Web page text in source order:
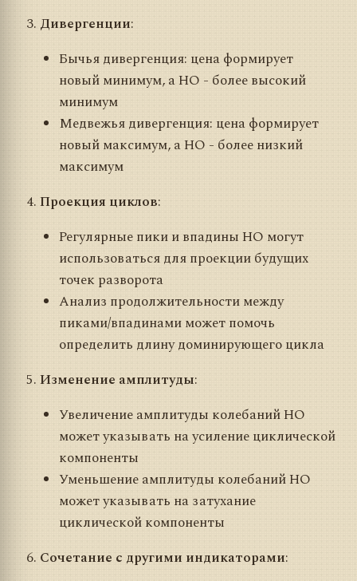
Дивергенции:
Бычья дивергенция: цена формирует
новый минимум, а HO - более высокий
минимум
Медвежья дивергенция: цена формирует
новый максимум, а HO - более низкий
максимум
Проекция циклов:
Регулярные пики и впадины HO могут
использоваться для проекции будущих
точек разворота
Анализ продолжительности между
пиками/впадинами может помочь
определить длину доминирующего цикла
Изменение амплитуды:
Увеличение амплитуды колебаний HO
может указывать на усиление циклической
компоненты
Уменьшение амплитуды колебаний HO
может указывать на затухание
циклической компоненты
Сочетание с другими индикаторами: